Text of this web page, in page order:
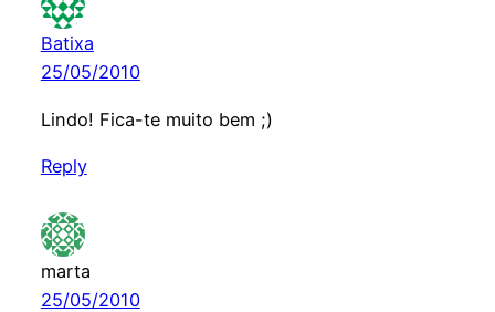
Batixa
25/05/2010
Lindo! Fica-te muito bem ;)
Reply
marta
25/05/2010